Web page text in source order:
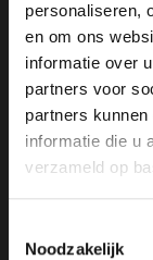
personaliseren,
en om ons
informatie over
partners voor
partners
informatie die u
verzameld op
Noodzakelijk